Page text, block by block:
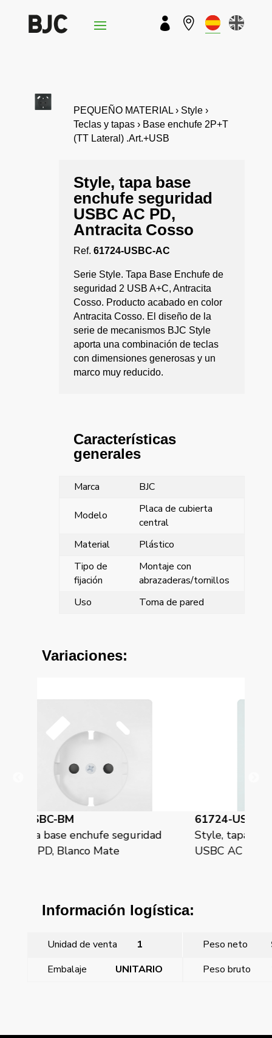
 
PEQUEÑO MATERIAL › Style ›
Teclas y tapas › Base enchufe 2P+T
(TT Lateral) .Art.+USB
Style, tapa base
enchufe seguridad
USBC AC PD,
Antracita Cosso
Ref.61724-USBC-AC
Serie Style. Tapa Base Enchufe de
seguridad 2 USB A+C, Antracita
Cosso. Producto acabado en color
Antracita Cosso. El diseño de la
serie de mecanismos BJC Style
aporta una combinación de teclas
con dimensiones generosas y un
marco muy reducido.
Características
generales
Marca BJC
Modelo
Placa de cubierta
central
Material
Plástico
Tipo de
fijación
Montaje con
abrazaderas/tornillos
Uso
Toma de pared
Variaciones:
61724-USBC
Style, tapa base enchufe seguridad
USBC AC PD, Blanco Polar
Información logística:
Unidad de venta 1 Peso neto
Embalaje
UNITARIO Peso bruto